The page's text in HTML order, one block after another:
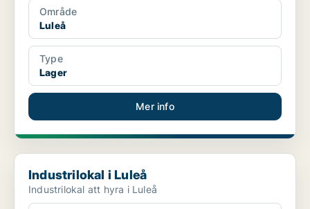
Område
Luleå
Type
Lager
Mer info
Industrilokal i Luleå
Industrilokal i Luleå
Industrilokal att hyra i Luleå